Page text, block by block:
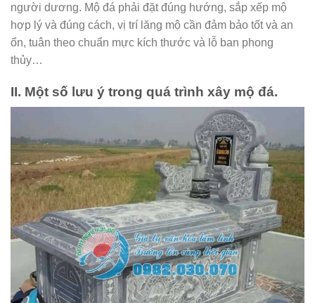
người dương. Mộ đá phải đặt đúng hướng, sắp xếp mộ
hợp lý và đúng cách, vị trí lăng mộ cần đảm bảo tốt và an
ổn, tuân theo chuẩn mực kích thước và lỗ ban phong
thủy…
II. Một số lưu ý trong quá trình xây mộ đá.